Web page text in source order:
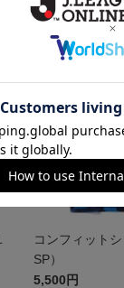
コンフィット
SP）
5,500円